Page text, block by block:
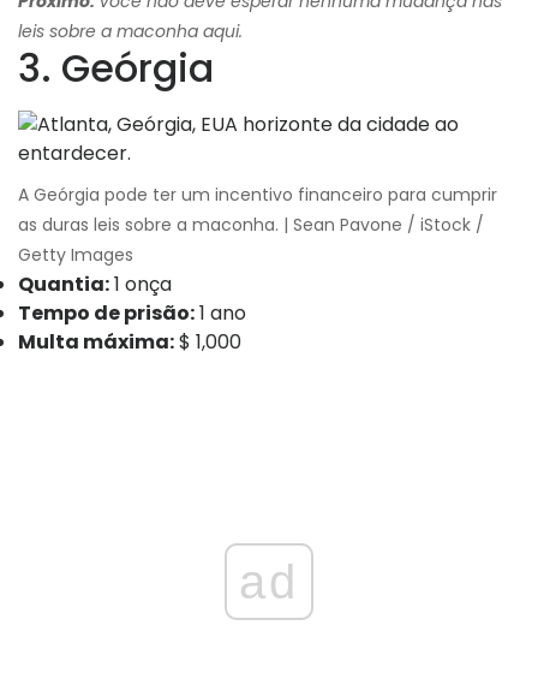
leis sobre a maconha aqui.
3. Geórgia
A Geórgia pode ter um incentivo financeiro para cumprir
as duras leis sobre a maconha. | Sean Pavone / iStock /
Getty Images
Quantia:1 onça
Tempo de prisão:1 ano
Multa máxima:$ 1,000
ad